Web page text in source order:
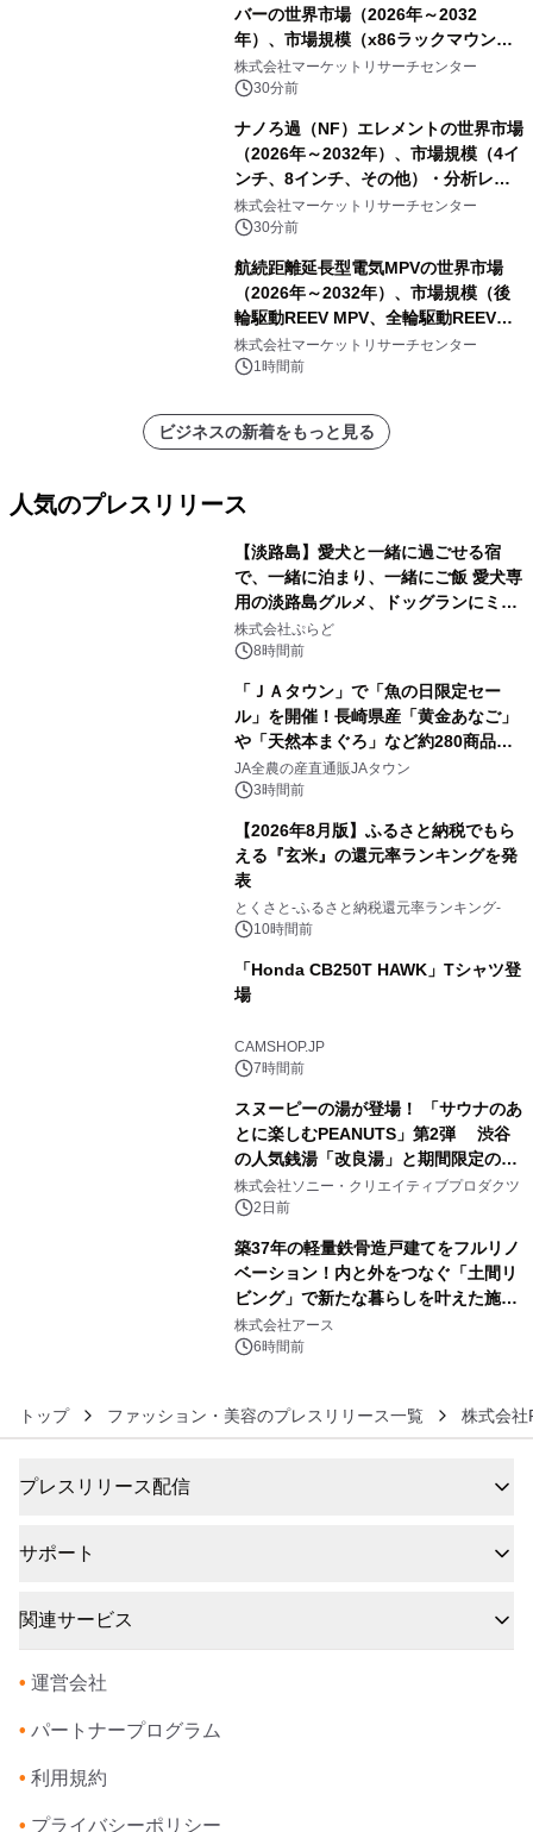
バーの世界市場（2026年～2032
年）、市場規模（x86ラックマウン
ト、非x86ラックマウント）・分析レ
ポートを発表
株式会社マーケットリサーチセンター
30分前
ナノろ過（NF）エレメントの世界市場
（2026年～2032年）、市場規模（4イ
ンチ、8インチ、その他）・分析レポ
ートを発表
株式会社マーケットリサーチセンター
30分前
航続距離延長型電気MPVの世界市場
（2026年～2032年）、市場規模（後
輪駆動REEV MPV、全輪駆動REEV
MPV）・分析レポートを発表
株式会社マーケットリサーチセンター
1時間前
ビジネスの新着をもっと見る
人気のプレスリリース
【淡路島】愛犬と一緒に過ごせる宿
で、一緒に泊まり、一緒にご飯 愛犬専
用の淡路島グルメ、ドッグランにミニ
プール グランピングとトレーラーハウ
スの2施設で
株式会社ぷらど
8時間前
「ＪＡタウン」で「魚の日限定セー
ル」を開催！長崎県産「黄金あなご」
や「天然本まぐろ」など約280商品を
販売！～毎月１０日の定例企画～
JA全農の産直通販JAタウン
3時間前
【2026年8月版】ふるさと納税でもら
える『玄米』の還元率ランキングを発
表
とくさと-ふるさと納税還元率ランキング-
10時間前
「Honda CB250T HAWK」Tシャツ登
場
CAMSHOP.JP
7時間前
スヌーピーの湯が登場！ 「サウナのあ
とに楽しむPEANUTS」第2弾 渋谷
の人気銭湯「改良湯」と期間限定のコ
ラボレーション サウナイキタイコラ
ボグッズも発売決定！
株式会社ソニー・クリエイティブプロダクツ
2日前
築37年の軽量鉄骨造戸建てをフルリノ
ベーション！内と外をつなぐ「土間リ
ビング」で新たな暮らしを叶えた施工
事例を株式会社アースが公開
株式会社アース
6時間前
トップ ファッション・美容のプレスリリース一覧 株式会社
プレスリリース配信
サポート
関連サービス
• 運営会社
• パートナープログラム
• 利用規約
• プライバシーポリシー